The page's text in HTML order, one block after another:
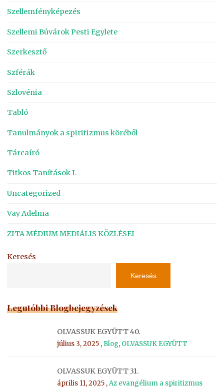
Szellemfényképezés
Szellemi Búvárok Pesti Egylete
Szerkesztő
Szférák
Szlovénia
Tabló
Tanulmányok a spiritizmus köréből
Tárcaíró
Titkos Tanítások I.
Uncategorized
Vay Adelma
ZITA MÉDIUM MEDIÁLIS KÖZLÉSEI
Keresés
Keresés
Legutóbbi Blogbejegyzések
OLVASSUK EGYÜTT 40.
július 3, 2025 , Blog, OLVASSUK EGYÜTT
OLVASSUK EGYÜTT 31.
április 11, 2025 ,Az evangélium a spiritizmus